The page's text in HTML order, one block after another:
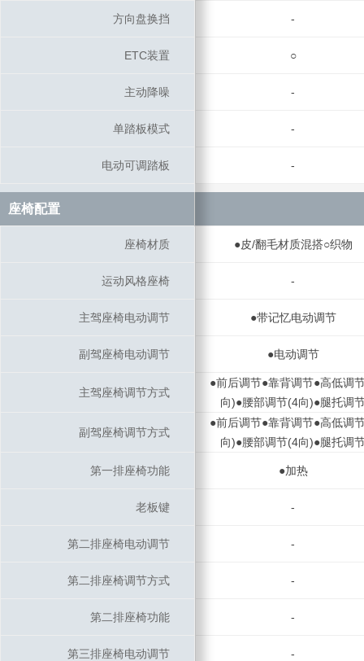
方向盘换挡 -
ETC装置 ○
主动降噪 -
单踏板模式 -
电动可调踏板 -
座椅配置
座椅材质 ●皮/翻毛材质混搭○织物
运动风格座椅 -
主驾座椅电动调节 ●带记忆电动调节
副驾座椅电动调节 ●电动调节
主驾座椅调节方式
●前后调节●靠背调节●高低调
向)●腰部调节(4向)●腿托调
副驾座椅调节方式
●前后调节●靠背调节●高低调
向)●腰部调节(4向)●腿托调
第一排座椅功能 ●加热
老板键 -
第二排座椅电动调节 -
第二排座椅调节方式 -
第二排座椅功能 -
第三排座椅电动调节 -
方向盘换挡
ETC装置
主动降噪
单踏板模式
电动可调踏板
座椅配置
座椅材质
运动风格座椅
主驾座椅电动调节
副驾座椅电动调节
主驾座椅调节方式
副驾座椅调节方式
第一排座椅功能
老板键
第二排座椅电动调节
第二排座椅调节方式
第二排座椅功能
第三排座椅电动调节